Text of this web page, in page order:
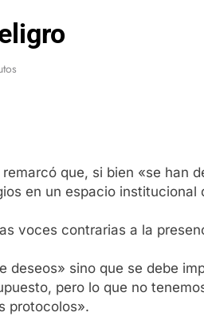
que, si bien «se
en un espacio
voces contrarias a la
deseos» sino que se debe
pero lo que no
protocolos».